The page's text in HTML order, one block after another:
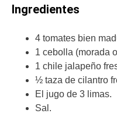
Ingredientes
4 tomates bien
1 cebolla (morada
1 chile jalapeño
½ taza de cilantro
El jugo de 3 limas.
Sal.